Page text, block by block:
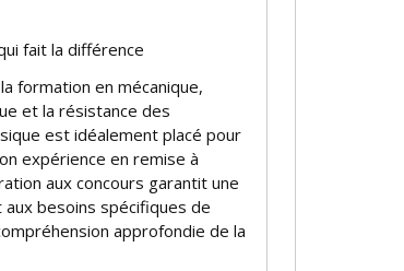
fait la différence
formation en mécanique,
et la résistance des
est idéalement placé pour
expérience en remise à
aux concours garantit une
besoins spécifiques de
approfondie de la